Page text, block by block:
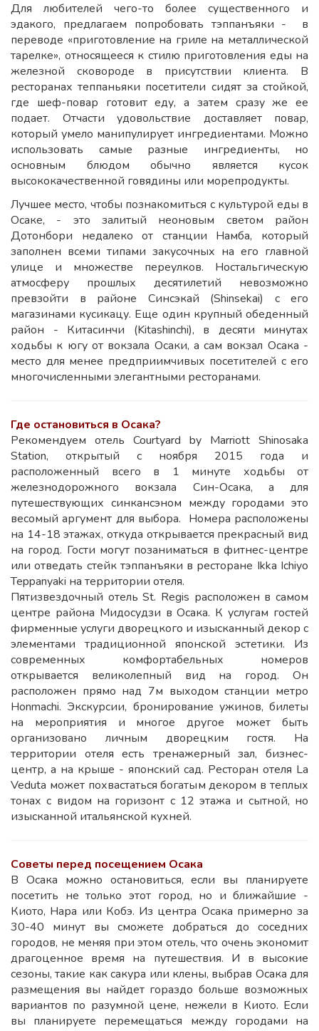
Для любителей чего-то более существенного и
эдакого, предлагаем попробовать тэппанъяки - в
переводе «приготовление на гриле на металлической
тарелке», относящееся к стилю приготовления еды на
железной сковороде в присутствии клиента. В
ресторанах теппаньяки посетители сидят за стойкой,
где шеф-повар готовит еду, а затем сразу же ее
подает. Отчасти удовольствие доставляет повар,
который умело манипулирует ингредиентами. Можно
использовать самые разные ингредиенты, но
основным блюдом обычно является кусок
высококачественной говядины или морепродукты.
Лучшее место, чтобы познакомиться с культурой еды в
Осаке, - это залитый неоновым светом район
Дотонбори недалеко от станции Намба, который
заполнен всеми типами закусочных на его главной
улице и множестве переулков. Ностальгическую
атмосферу прошлых десятилетий невозможно
превзойти в районе Синсэкай (Shinsekai) с его
магазинами кусикацу. Еще один крупный обеденный
район - Китасинчи (Kitashinchi), в десяти минутах
ходьбы к югу от вокзала Осаки, а сам вокзал Осака -
место для менее предприимчивых посетителей с его
многочисленными элегантными ресторанами.
Где остановиться в Осака?
Рекомендуем отель Courtyard by Marriott Shinosaka
Station, открытый с ноября 2015 года и
расположенный всего в 1 минуте ходьбы от
железнодорожного вокзала Син-Осака, а для
путешествующих синкансэном между городами это
весомый аргумент для выбора. Номера расположены
на 14-18 этажах, откуда открывается прекрасный вид
на город. Гости могут позаниматься в фитнес-центре
или отведать стейк тэппанъяки в ресторане Ikka Ichiyo
Teppanyaki на территории отеля.
Пятизвездочный отель St. Regis расположен в самом
центре района Мидосудзи в Осака. К услугам гостей
фирменные услуги дворецкого и изысканный декор с
элементами традиционной японской эстетики. Из
современных комфортабельных номеров
открывается великолепный вид на город. Он
расположен прямо над 7м выходом станции метро
Honmachi. Экскурсии, бронирование ужинов, билеты
на мероприятия и многое другое может быть
организовано личным дворецким гостя. На
территории отеля есть тренажерный зал, бизнес-
центр, а на крыше - японский сад. Ресторан отеля La
Veduta может похвастаться богатым декором в теплых
тонах с видом на горизонт с 12 этажа и сытной, но
изысканной итальянской кухней.
Советы перед посещением Осака
В Осака можно остановиться, если вы планируете
посетить не только этот город, но и ближайшие -
Киото, Нара или Кобэ. Из центра Осака примерно за
30-40 минут вы сможете добраться до соседних
городов, не меняя при этом отель, что очень экономит
драгоценное время на путешествия. И в высокие
сезоны, такие как сакура или клены, выбрав Осака для
размещения вы найдет гораздо больше возможных
вариантов по разумной цене, нежели в Киото. Если
вы планируете перемещаться между городами на